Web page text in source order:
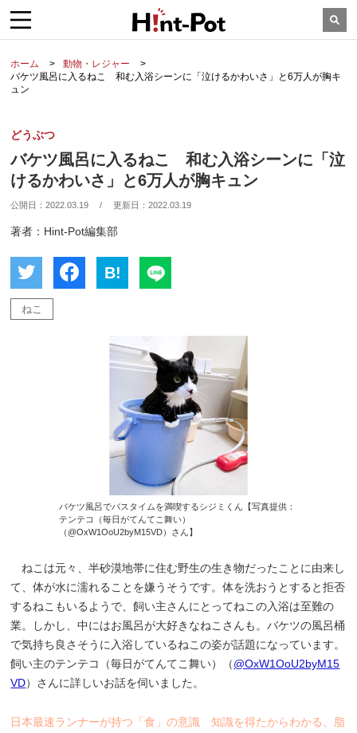
ホーム
動物・レジャー
バケツ風呂に入るねこ 和む入浴シーンに「泣けるかわいさ」と6万人が胸キ
ュン
どうぶつ
バケツ風呂に入るねこ 和む入浴シーンに「泣
けるかわいさ」と6万人が胸キュン
公開日：2022.03.19 / 更新日：2022.03.19
著者：Hint-Pot編集部
B!
ねこ
バケツ風呂でバスタイムを満喫するシジミくん【写真提供：
テンテコ（毎日がてんてこ舞い）
（@OxW1OoU2byM15VD）さん】
ねこは元々、半砂漠地帯に住む野生の生き物だったことに由来し
て、体が水に濡れることを嫌うそうです。体を洗おうとすると拒否
するねこもいるようで、飼い主さんにとってねこの入浴は至難の
業。しかし、中にはお風呂が大好きなねこさんも。バケツの風呂桶
で気持ち良さそうに入浴しているねこの姿が話題になっています。
飼い主のテンテコ（毎日がてんてこ舞い）（@OxW1OoU2byM15
VD）さんに詳しいお話を伺いました。
日本最速ランナーが持つ「食」の意識 知識を得たからわかる、脂